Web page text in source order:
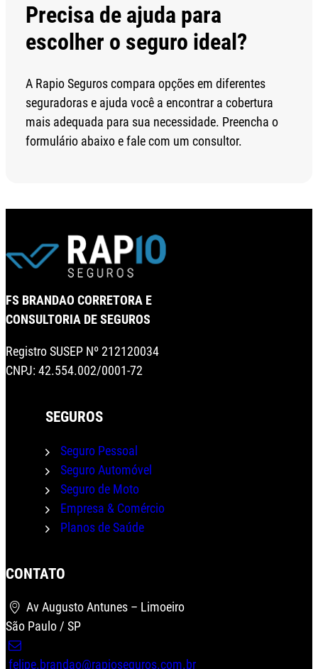
Precisa de ajuda para
escolher o seguro ideal?
A Rapio Seguros compara opções em diferentes
seguradoras e ajuda você a encontrar a cobertura
mais adequada para sua necessidade. Preencha o
formulário abaixo e fale com um consultor.
FS BRANDAO CORRETORA E
CONSULTORIA DE SEGUROS
Registro SUSEP Nº 212120034
CNPJ: 42.554.002/0001-72
SEGUROS
Seguro Pessoal
Seguro Automóvel
Seguro de Moto
Empresa & Comércio
Planos de Saúde
CONTATO
Av Augusto Antunes – Limoeiro
São Paulo / SP
felipe.brandao@rapioseguros.com.br